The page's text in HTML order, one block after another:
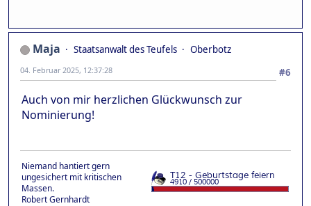
Maja Staatsanwalt des Teufels
Oberbotz
#6
04. Februar 2025, 12:37:28
Auch von mir herzlichen Glückwunsch zur
Nominierung!
Niemand hantiert gern
ungesichert mit kritischen
Massen.
Robert Gernhardt